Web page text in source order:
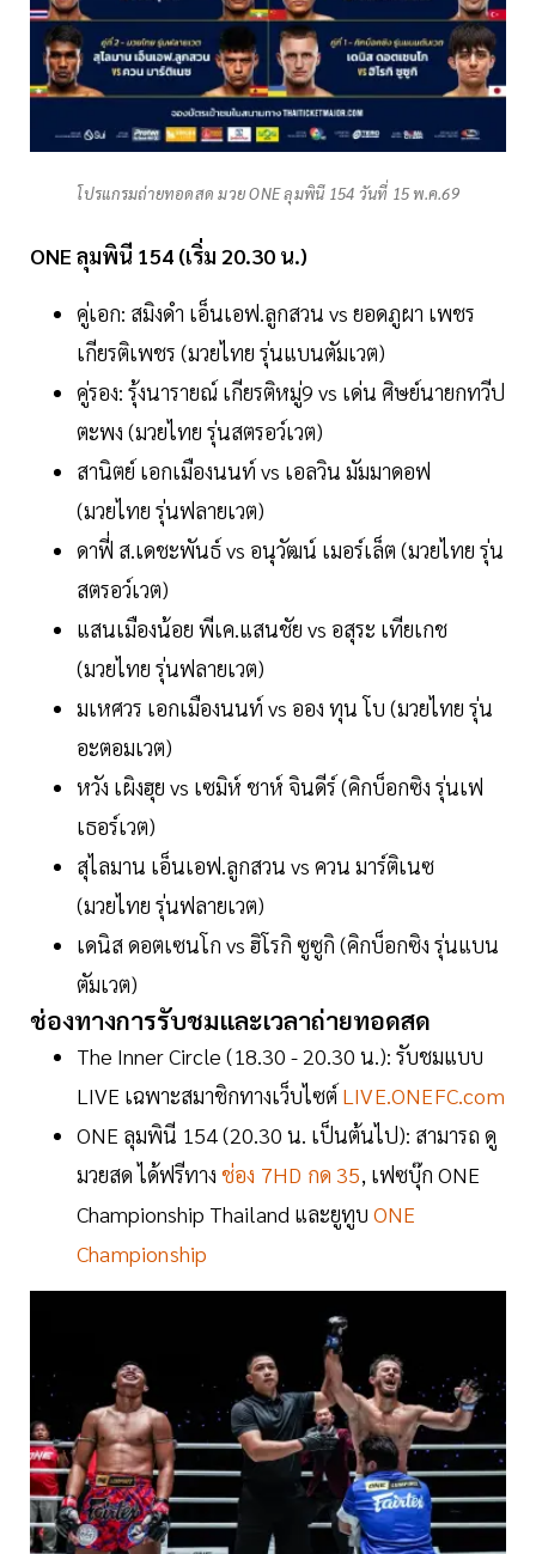
โปรแกรมถ่ายทอดสด มวย ONE ลุมพินี 154 วันที่ 15 พ.ค.69
ONE ลุมพินี 154 (เริ่ม 20.30 น.)
คู่เอก: สมิงดำ เอ็นเอฟ.ลูกสวน vs ยอดภูผา เพชร
เกียรติเพชร (มวยไทย รุ่นแบนตัมเวต)
คู่รอง: รุ้งนารายณ์ เกียรติหมู่9 vs เด่น ศิษย์นายกทวีป
ตะพง (มวยไทย รุ่นสตรอว์เวต)
สานิตย์ เอกเมืองนนท์ vs เอลวิน มัมมาดอฟ
(มวยไทย รุ่นฟลายเวต)
ดาฟี่ ส.เดชะพันธ์ vs อนุวัฒน์ เมอร์เล็ต (มวยไทย รุ่น
สตรอว์เวต)
แสนเมืองน้อย พีเค.แสนชัย vs อสุระ เทียเกช
(มวยไทย รุ่นฟลายเวต)
มเหศวร เอกเมืองนนท์ vs ออง ทุน โบ (มวยไทย รุ่น
อะตอมเวต)
หวัง เผิงฮุย vs เซมิห์ ชาห์ จินดีร์ (คิกบ็อกซิง รุ่นเฟ
เธอร์เวต)
สุไลมาน เอ็นเอฟ.ลูกสวน vs ควน มาร์ติเนซ
(มวยไทย รุ่นฟลายเวต)
เดนิส ดอตเซนโก vs ฮิโรกิ ซูซูกิ (คิกบ็อกซิง รุ่นแบน
ตัมเวต)
ช่องทางการรับชมและเวลาถ่ายทอดสด
The Inner Circle (18.30 - 20.30 น.): รับชมแบบ
LIVE เฉพาะสมาชิกทางเว็บไซต์ LIVE.ONEFC.com
ONE ลุมพินี 154 (20.30 น. เป็นต้นไป): สามารถ ดู
มวยสด ได้ฟรีทาง ช่อง 7HD กด 35, เฟซบุ๊ก ONE
Championship Thailand และยูทูบ ONE
Championship